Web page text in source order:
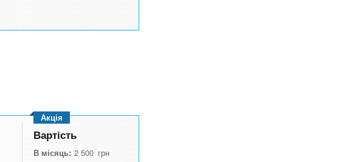
Акція
Вартість
В місяць: 2 500 грн